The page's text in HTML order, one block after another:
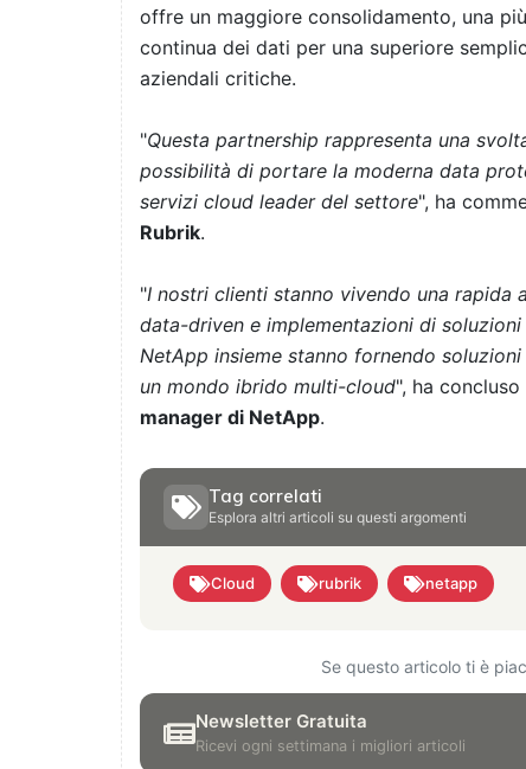
offre un maggiore consolidamento, una
continua dei dati per una superiore
aziendali critiche.
"Questa partnership rappresenta una
possibilità di portare la moderna data
servizi cloud leader del settore", ha
Rubrik.
"I nostri clienti stanno vivendo una rapida
data-driven e implementazioni di
NetApp insieme stanno fornendo
un mondo ibrido multi-cloud", ha concluso
manager di NetApp.
Tag correlati
Esplora altri articoli su questi argomenti
Cloud rubrik netapp
Se questo articolo ti è
Newsletter Gratuita
Ricevi ogni settimana i migliori articoli